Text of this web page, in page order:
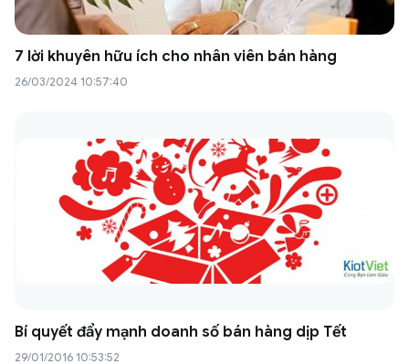
7 lời khuyên hữu ích cho nhân viên bán hàng
26/03/2024 10:57:40
Bí quyết đẩy mạnh doanh số bán hàng dịp Tết
29/01/2016 10:53:52